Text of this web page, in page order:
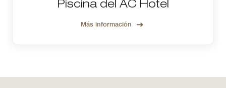
Piscina del AC Hotel
Más información